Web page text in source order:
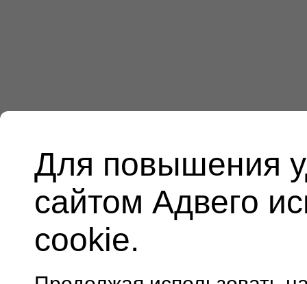
Для повышения
сайтом Адвего
cookie.